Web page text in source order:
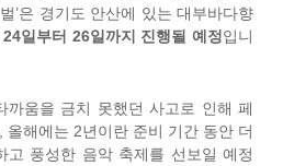
’은 경기도 안산에 있는 대부바다향
24일부터 26일까지 진행될 예정입니
까움을 금치 못했던 사고로 인해 페
올해에는 2년이란 준비 기간 동안 더
고 풍성한 음악 축제를 선보일 예정